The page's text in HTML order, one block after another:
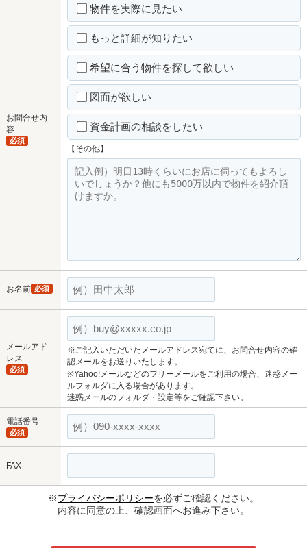
お問合せ内
容
必須
物件を実際に見たい
もっと詳細が知りたい
希望に合う物件を探して欲しい
図面が欲しい
資金計画の相談をしたい
【その他】
お名前 必須
メールアド
レス
必須
※ご記入いただいたメールアドレス宛てに、お問合せ内容の確
認メールをお送りいたします。
※Yahoo!メールなどのフリーメールをご利用の場合、迷惑メー
ルフォルダに入る場合があります。
迷惑メールのフォルダ・設定等をご確認下さい。
電話番号
必須
FAX
※プライバシーポリシーを必ずご確認ください。
内容に同意の上、確認画面へお進み下さい。